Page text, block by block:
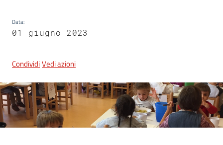
Servizi
on-
Tutti
gli
argomenti
Data:
01 giugno 2023
CondividiVedi azioni